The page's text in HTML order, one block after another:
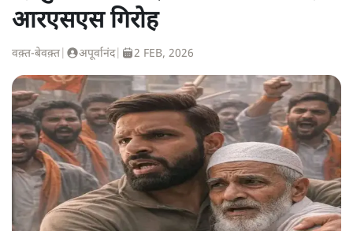
आरएसएस गिरोह
वक़्त-बेवक़्त अपूर्वानंद| 2 FEB, 2026